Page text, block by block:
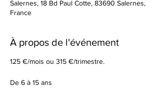
Salernes, 18 Bd Paul Cotte, 83690 Salernes,
France
À propos de l'événement
125 €/mois ou 315 €/trimestre.
De 6 à 15 ans